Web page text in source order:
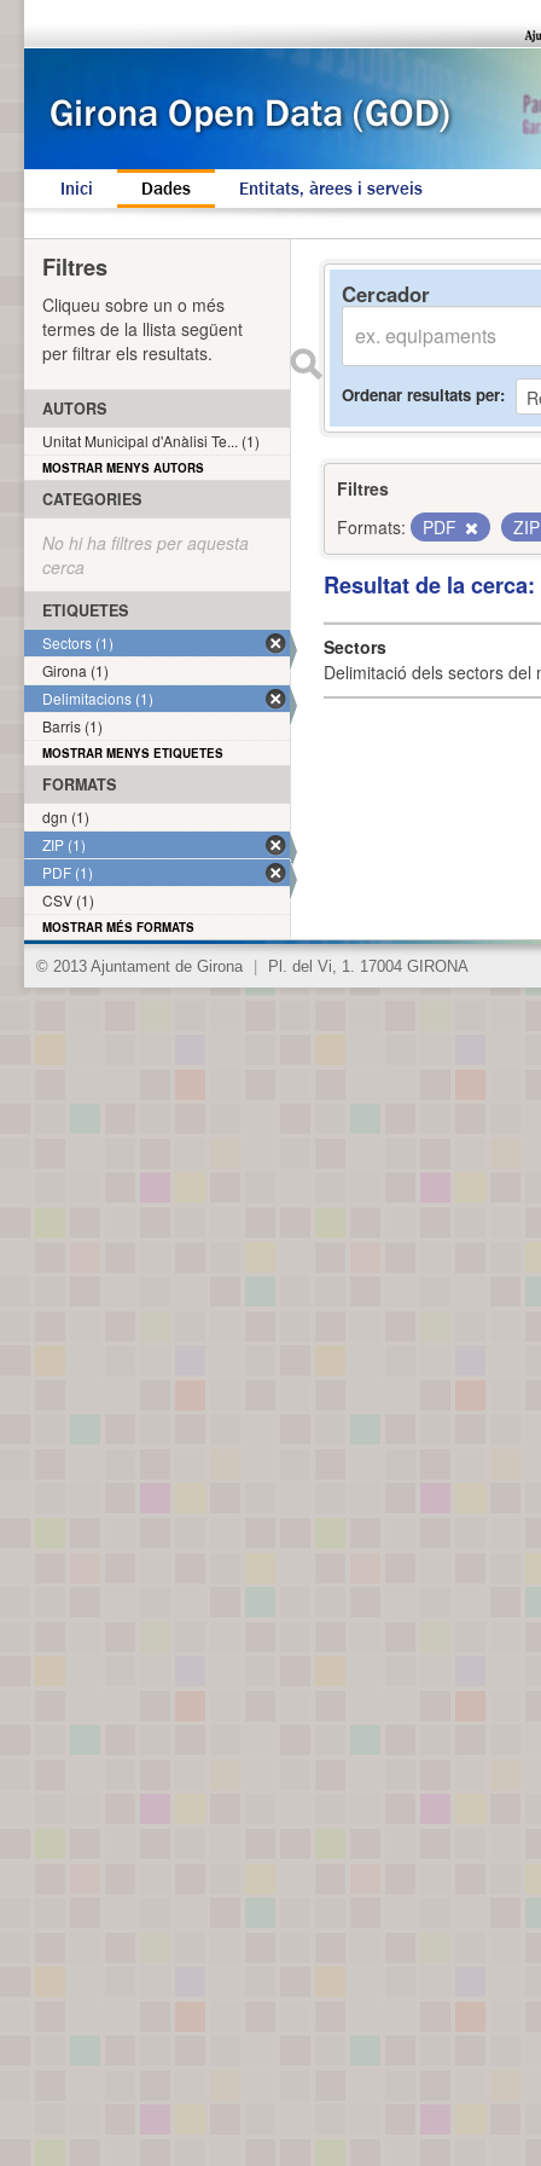
Inici Dades Entitats, àrees i serveis
Cercador
Ordenar resultats per
Filtres
Formats:
PDF
Resultat de la
Sectors
Delimitació dels sectors del
Filtres
Cliqueu sobre un o més
termes de la llista següent
per filtrar els resultats.
AUTORS
Unitat Municipal d'Anàlisi Te... (1)
MOSTRAR MENYS AUTORS
CATEGORIES
No hi ha filtres per aquesta
cerca
ETIQUETES
Sectors (1)
Girona (1)
Delimitacions (1)
Barris (1)
MOSTRAR MENYS ETIQUETES
FORMATS
dgn (1)
ZIP (1)
PDF (1)
CSV (1)
MOSTRAR MÉS FORMATS
© 2013 Ajuntament de Girona Pl. del Vi, 1. 17004 GIRONA